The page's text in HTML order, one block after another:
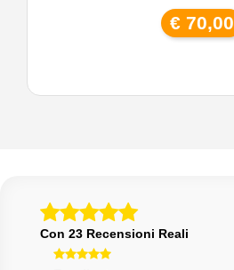
€ 70,00
Con 23 Recensioni Reali